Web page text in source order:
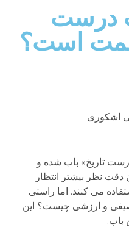
درست
سمت است؟
اشکوری
تاریخ» باب شده و
دقت نظر بیشتر انتظار
می کنند. اما راستی
و ارزشی چیست؟ این
باب.